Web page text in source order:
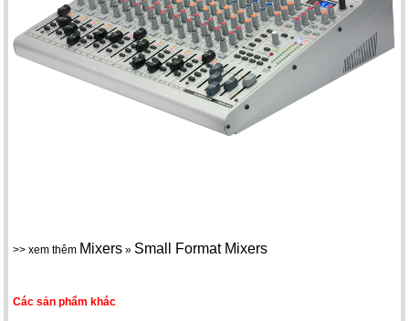
>> xem thêm Mixers » Small Format Mixers
Các sản phẩm khác